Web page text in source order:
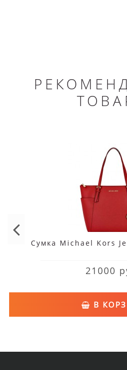
Сумка Michael Kors
21000
В